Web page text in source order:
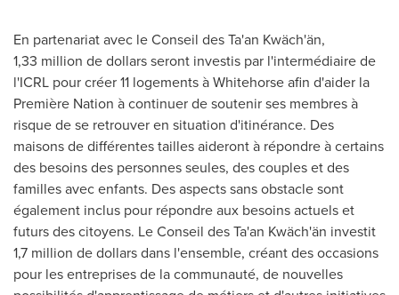
En partenariat avec le Conseil des Ta'an Kwäch'än,
1,33 million de dollars seront investis par l'intermédiaire de
l'ICRL pour créer 11 logements àWhitehorseafin d'aider la
Première Nation à continuer de soutenir ses membres à
risque de se retrouver en situation d'itinérance. Des
maisons de différentes tailles aideront à répondre à certains
des besoins des personnes seules, des couples et des
familles avec enfants. Des aspects sans obstacle sont
également inclus pour répondre aux besoins actuels et
futurs des citoyens. Le Conseil des Ta'an Kwäch'än investit
1,7 million de dollars dans l'ensemble, créant des occasions
pour les entreprises de la communauté, de nouvelles